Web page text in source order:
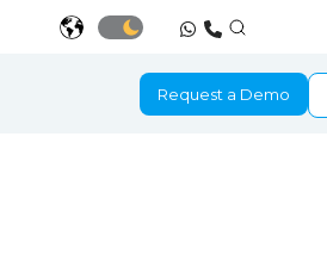
Request a Demo